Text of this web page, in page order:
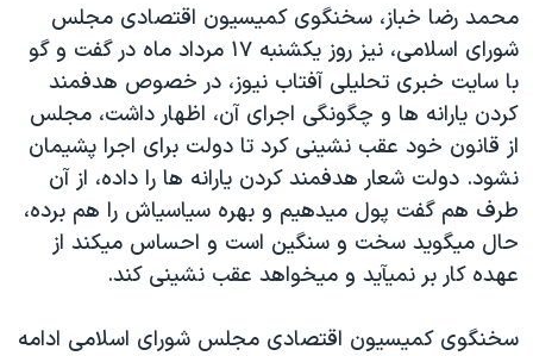
محمد رضا خباز، سخنگوی کمیسیون اقتصادی مجلس
شورای اسلامی، نیز روز یکشنبه ۱۷ مرداد ماه در گفت و گو
با سایت خبری تحلیلی آفتاب نیوز، در خصوص هدفمند
کردن یارانه ها و چگونگی اجرای آن، اظهار داشت، مجلس
از قانون خود عقب نشینی کرد تا دولت برای اجرا پشیمان
نشود. دولت شعار هدفمند کردن یارانه ها را داده، از آن
طرف هم گفت پول میدهیم و بهره سیاسیاش را هم برده،
حال میگوید سخت و سنگین است و احساس میکند از
عهده کار بر نمیآید و میخواهد عقب نشینی کند.
سخنگوی کمیسیون اقتصادی مجلس شورای اسلامی ادامه